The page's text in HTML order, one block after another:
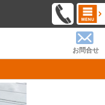
お問合せ